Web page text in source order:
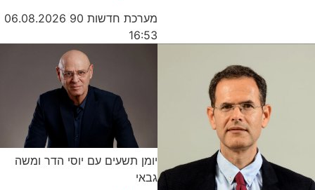
מערכת חדשות 90
06.08.2026
16:53
יומן תשעים עם יוסי הדר ומשה
גבאי